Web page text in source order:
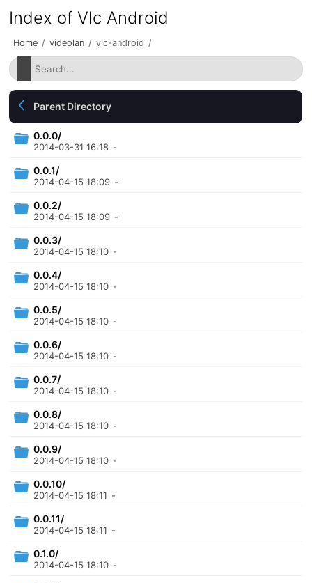
Index of Vlc Android
Home / videolan / vlc-android /
Parent Directory
0.0.0/
2014-03-31 16:18 -
0.0.1/
2014-04-15 18:09 -
0.0.2/
2014-04-15 18:09 -
0.0.3/
2014-04-15 18:10 -
0.0.4/
2014-04-15 18:10 -
0.0.5/
2014-04-15 18:10 -
0.0.6/
2014-04-15 18:10 -
0.0.7/
2014-04-15 18:10 -
0.0.8/
2014-04-15 18:10 -
0.0.9/
2014-04-15 18:10 -
0.0.10/
2014-04-15 18:11 -
0.0.11/
2014-04-15 18:11 -
0.1.0/
2014-04-15 18:10 -